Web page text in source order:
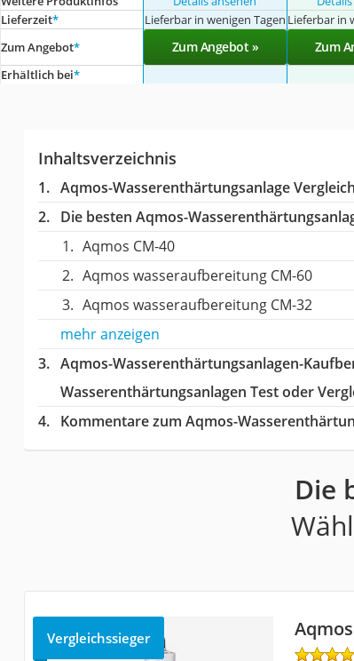
Lieferzeit* Lieferbar in wenigen Tagen Lieferbar in
Zum Angebot* Zum Angebot » Zum
Erhältlich bei*
Inhaltsverzeichnis
Aqmos-Wasserenthärtungsanlage
Die besten Aqmos-
Aqmos CM-40
Aqmos wasseraufbereitung CM-60
Aqmos wasseraufbereitung CM-32
mehr anzeigen
Aqmos-Wasserenthärtungsanlagen-
Wasserenthärtungsanlagen Test oder
Kommentare zum Aqmos-
Die
Vergleichssieger